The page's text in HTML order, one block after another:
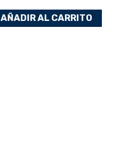
AÑADIR AL CARRITO